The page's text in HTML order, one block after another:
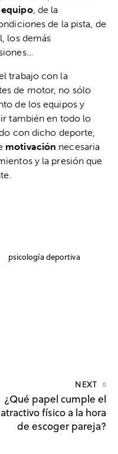
, de la
de la pista, de
los demás
trabajo con la
de motor, no sólo
de los equipos y
también en todo lo
con dicho deporte,
motivación necesaria
y la presión que
psicología deportiva
NEXT
¿Qué papel cumple el
atractivo físico a la hora
de escoger pareja?